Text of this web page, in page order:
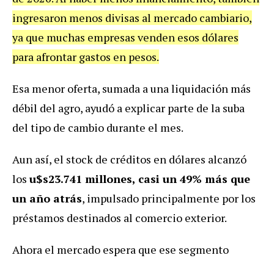
ingresaron menos divisas al mercado cambiario,
ya que muchas empresas venden esos dólares
para afrontar gastos en pesos.
Esa menor oferta, sumada a una liquidación más
débil del agro, ayudó a explicar parte de la suba
del tipo de cambio durante el mes.
Aun así, el stock de créditos en dólares alcanzó
los u$s23.741 millones, casi un 49% más que
un año atrás, impulsado principalmente por los
préstamos destinados al comercio exterior.
Ahora el mercado espera que ese segmento